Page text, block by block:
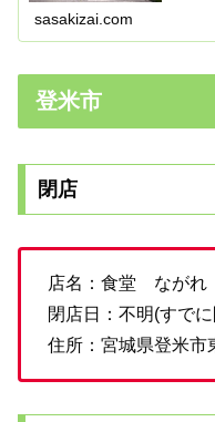
sasakizai.com
登米市
閉店
店名：食堂 ながれ
閉店日：不明(すで
住所：宮城県登米市